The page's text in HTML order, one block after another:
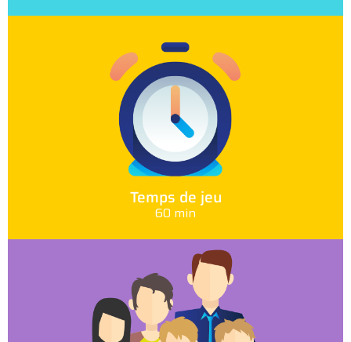
Temps de jeu
60 min